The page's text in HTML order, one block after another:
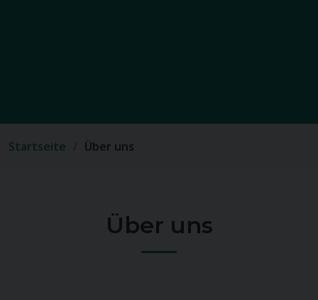
Startseite Über uns
Über uns